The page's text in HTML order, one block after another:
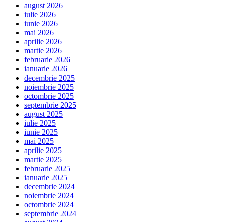
august 2026
iulie 2026
iunie 2026
mai 2026
aprilie 2026
martie 2026
februarie 2026
ianuarie 2026
decembrie 2025
noiembrie 2025
octombrie 2025
septembrie 2025
august 2025
iulie 2025
iunie 2025
mai 2025
aprilie 2025
martie 2025
februarie 2025
ianuarie 2025
decembrie 2024
noiembrie 2024
octombrie 2024
septembrie 2024